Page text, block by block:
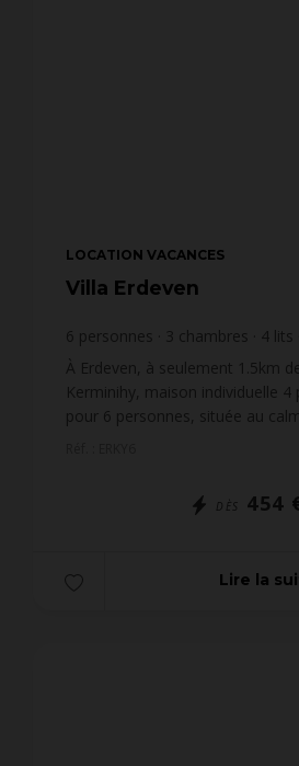
LOCATION VACANCES
Villa Erdeven
6 personnes 3 chambres 4 lits
À Erdeven, à seulement 1.5km
Kerminihy, maison individuelle 4
pour 6 personnes, située au
DÈS 454
Lire la